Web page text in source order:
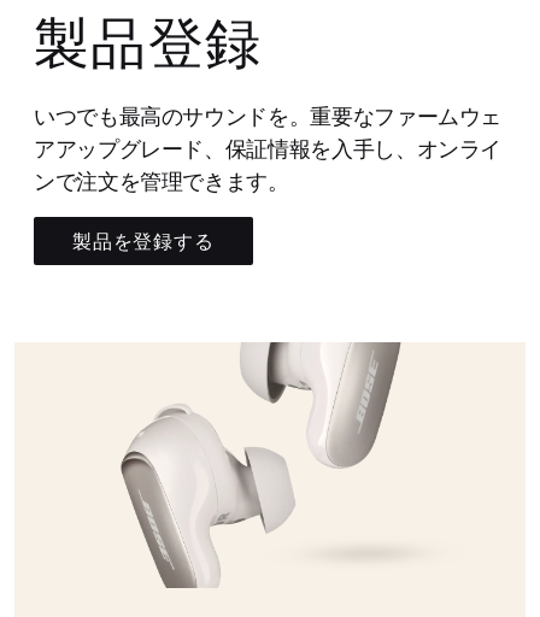
製品登録
いつでも最高のサウンドを。重要なファームウェ
アアップグレード、保証情報を入手し、オンライ
ンで注文を管理できます。
製品を登録する